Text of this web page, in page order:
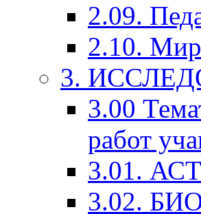
2.09.
2.10. Мир
3.
3.00
работ
3.01.
3.02.